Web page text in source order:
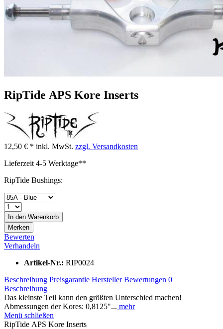
RipTide APS Kore Inserts
12,50 € * inkl. MwSt. zzgl. Versandkosten
Lieferzeit 4-5 Werktage**
RipTide Bushings:
In den Warenkorb
Merken
Bewerten
Verhandeln
Artikel-Nr.: RIP0024
Beschreibung Preisgarantie Hersteller Bewertungen 0
Beschreibung
Das kleinste Teil kann den größten Unterschied machen!
Abmessungen der Kores: 0,8125"... mehr
Menü schließen
RipTide APS Kore Inserts